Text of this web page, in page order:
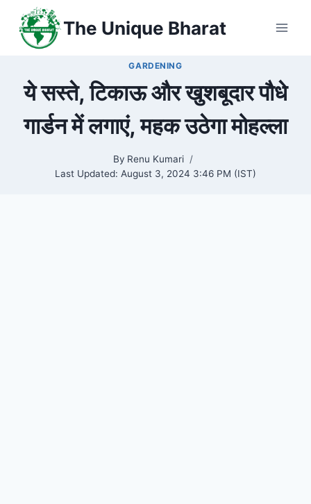
content
The Unique Bharat
GARDENING
ये सस्ते, टिकाऊ और खुशबूदार पौधे
गार्डन में लगाएं, महक उठेगा मोहल्ला
By Renu Kumari
Last Updated: August 3, 2024 3:46 PM (IST)